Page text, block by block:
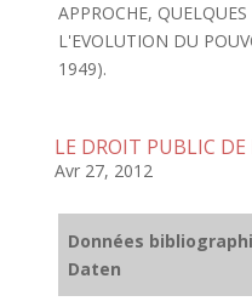
APPROCHE,
L'EVOLUTION DU
1949).
LE DROIT PUBLIC
Avr 27, 2012
Données
Daten